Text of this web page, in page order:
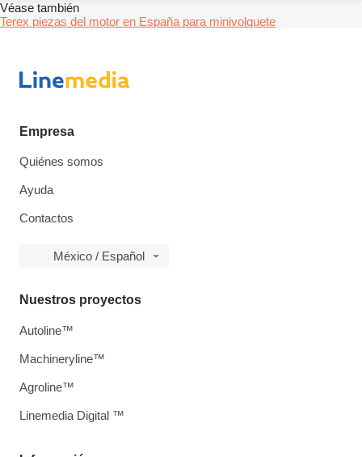
Véase también
Terex piezas del motor en España para minivolquete
Empresa
Quiénes somos
Ayuda
Contactos
México / Español
Nuestros proyectos
Autoline™
Machineryline™
Agroline™
Linemedia Digital ™